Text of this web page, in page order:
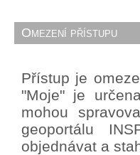
Omezení přístupu
Přístup je
"Moje" je
mohou
geoportálu
objednávat a